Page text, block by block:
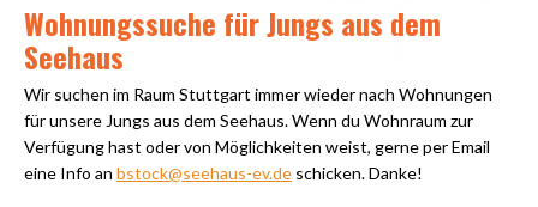
Wohnungssuche für Jungs aus dem
Seehaus
Wir suchen im Raum Stuttgart immer wieder nach Wohnungen
für unsere Jungs aus dem Seehaus. Wenn du Wohnraum zur
Verfügung hast oder von Möglichkeiten weist, gerne per Email
eine Info an bstock@seehaus-ev.de schicken. Danke!